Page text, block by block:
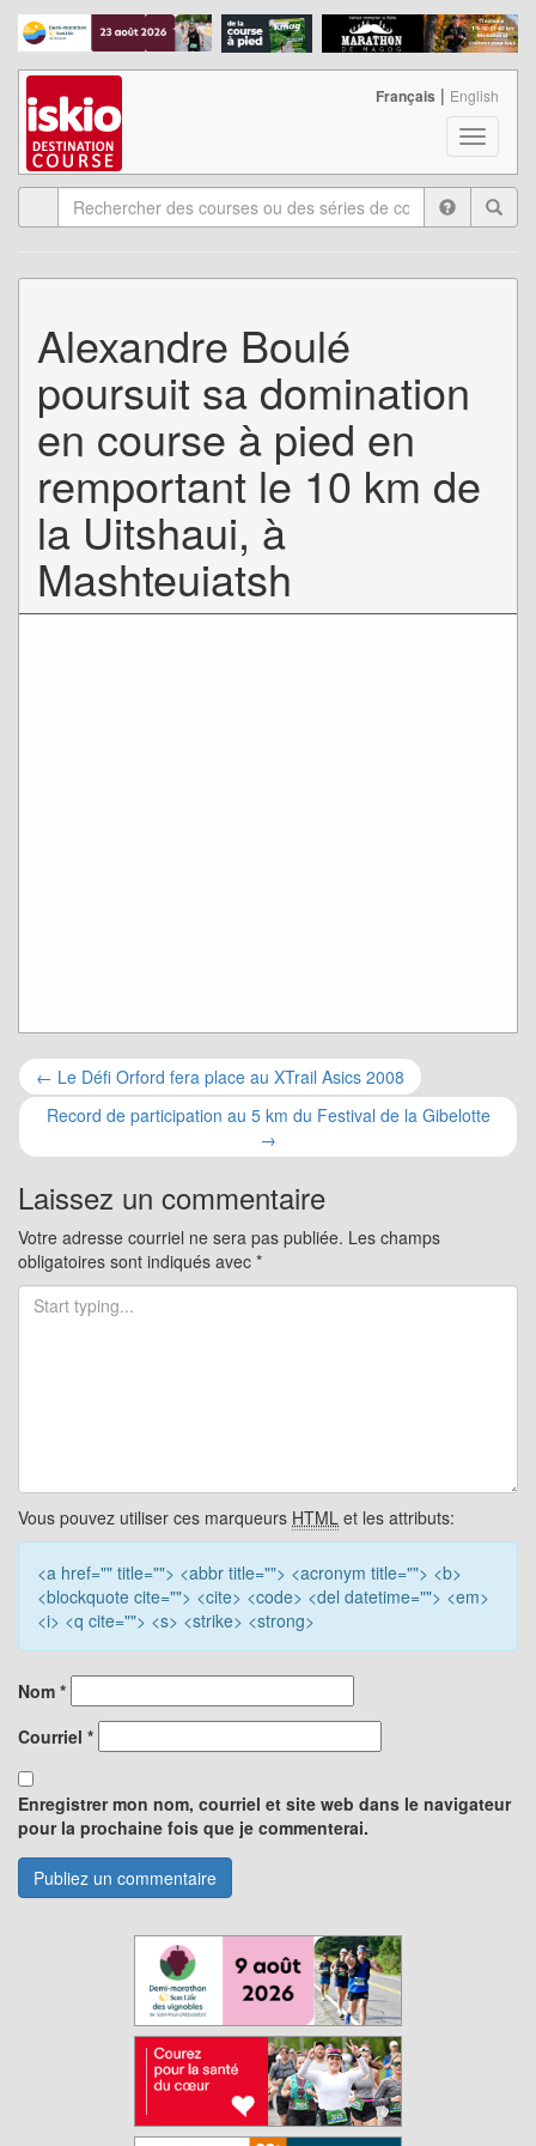
T
o
g
l
n
o
n
Français | English
Alexandre Boulé
poursuit sa domination
en course à pied en
remportant le 10 km de
la Uitshaui, à
Mashteuiatsh
Navigation
pour
les
articles
← Le Défi Orford fera place au XTrail Asics 2008
Record de participation au 5 km du Festival de la Gibelotte
→
Laissez un commentaire
Votre adresse courriel ne sera pas publiée. Les champs
obligatoires sont indiqués avec *
Vous pouvez utiliser ces marqueurs HTML et les attributs:
<a href="" title=""> <abbr title=""> <acronym title=""> <b>
<blockquote cite=""> <cite> <code> <del datetime=""> <em>
<i> <q cite=""> <s> <strike> <strong>
Nom *
Courriel *
Enregistrer mon nom, courriel et site web dans le navigateur
pour la prochaine fois que je commenterai.